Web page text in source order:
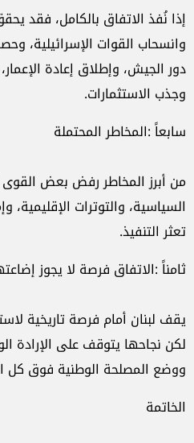
إذانُفذ الاتفاق بالكامل، فقد
وانسحاب القوات الإسرائيلية،
دور الجيش، وإطلاق إعادة الإعمار،
وجذب الاستثمارات.
سابعاً:المخاطر المحتملة
من أبرز المخاطررفض بعض القوى
السياسية، والتوترات الإقليمية،
تعثر التنفيذ.
ثامناً:الاتفاق فرصة لايجوز
يقف لبنان أمام فرصةتاريخية
لكن نجاحهايتوقفعلى الإرادة
ووضع المصلحة الوطنية فوق كل
الخاتمة